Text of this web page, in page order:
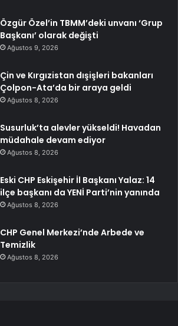
Özgür Özel’in TBMM’deki unvanı ‘Grup
Başkanı’ olarak değişti
Ağustos 9, 2026
Çin ve Kırgızistan dışişleri bakanları
Çolpon-Ata’da bir araya geldi
Ağustos 8, 2026
Susurluk’ta alevler yükseldi! Havadan
müdahale devam ediyor
Ağustos 8, 2026
Eski CHP Eskişehir İl Başkanı Yalaz: 14
ilçe başkanı da YENİ Parti’nin yanında
Ağustos 8, 2026
CHP Genel Merkezi’nde Arbede ve
Temizlik
Ağustos 8, 2026